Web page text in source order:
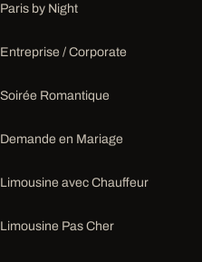
Paris by Night
Entreprise / Corporate
Soirée Romantique
Demande en Mariage
Limousine avec Chauffeur
Limousine Pas Cher